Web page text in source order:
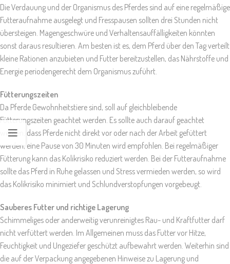
Die Verdauung und der Organismus des Pferdes sind auf eine regelmäßige
Futteraufnahme ausgelegt und Fresspausen sollten drei Stunden nicht
übersteigen. Magengeschwüre und Verhaltensauffälligkeiten könnten
sonst daraus resultieren. Am besten ist es, dem Pferd über den Tag verteilt
kleine Rationen anzubieten und Futter bereitzustellen, das Nährstoffe und
Energie periodengerecht dem Organismus zuführt.
Fütterungszeiten
Da Pferde Gewohnheitstiere sind, soll auf gleichbleibende
Fütterungszeiten geachtet werden. Es sollte auch darauf geachtet
werden, dass Pferde nicht direkt vor oder nach der Arbeit gefüttert
werden; eine Pause von 30 Minuten wird empfohlen. Bei regelmäßiger
Fütterung kann das Kolikrisiko reduziert werden. Bei der Futteraufnahme
sollte das Pferd in Ruhe gelassen und Stress vermieden werden, so wird
das Kolikrisiko minimiert und Schlundverstopfungen vorgebeugt.
Sauberes Futter und richtige Lagerung
Schimmeliges oder anderweitig verunreinigtes Rau- und Kraftfutter darf
nicht verfüttert werden. Im Allgemeinen muss das Futter vor Hitze,
Feuchtigkeit und Ungeziefer geschützt aufbewahrt werden. Weiterhin sind
die auf der Verpackung angegebenen Hinweise zu Lagerung und